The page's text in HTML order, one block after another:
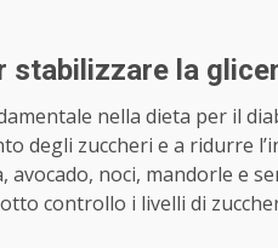
stabilizzare la
nella dieta per il
degli zuccheri e a ridurre
avocado, noci, mandorle e
controllo i livelli di